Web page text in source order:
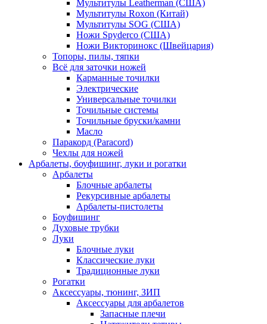
Мультитулы Leatherman (США)
Мультитулы Roxon (Китай)
Мультитулы SOG (США)
Ножи Spyderco (США)
Ножи Викторинокс (Швейцария)
Топоры, пилы, тяпки
Всё для заточки ножей
Карманные точилки
Электрические
Универсальные точилки
Точильные системы
Точильные бруски/камни
Масло
Паракорд (Paracord)
Чехлы для ножей
Арбалеты, боуфишинг, луки и рогатки
Арбалеты
Блочные арбалеты
Рекурсивные арбалеты
Арбалеты-пистолеты
Боуфишинг
Духовые трубки
Луки
Блочные луки
Классические луки
Традиционные луки
Рогатки
Аксессуары, тюнинг, ЗИП
Аксессуары для арбалетов
Запасные плечи